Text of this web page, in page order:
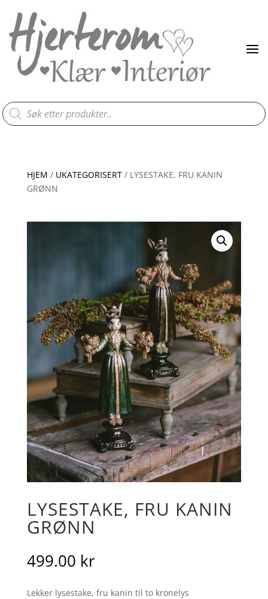
Products
search
HJEM / UKATEGORISERT/ LYSESTAKE, FRU KANIN
GRØNN
LYSESTAKE, FRU KANIN
GRØNN
499.00 kr
Lekker lysestake, fru kanin til to kronelys